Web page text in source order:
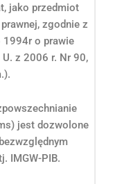
jako przedmiot
zgodnie z
1994r o prawie
z 2006 r. Nr 90,
jest dozwolone
IMGW-PIB.